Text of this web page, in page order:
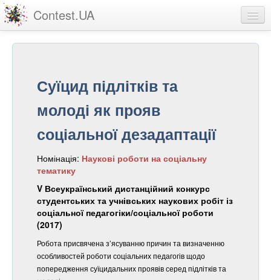
Contest.UA
Статистика
Про проект
реєстрація
Суїцид підлітків та
молоді як прояв
соціальної дезадаптації
Номінація: Наукові роботи на соціальну
тематику
V Всеукраїнський дистанційний конкурс
студентських та учнівських наукових робіт із
соціальної педагогіки/соціальної роботи
(2017)
Робота присвячена з’ясуванню причин та визначенню
особливостей роботи соціальних педагогів щодо
попередження суїцидальних проявів серед підлітків та